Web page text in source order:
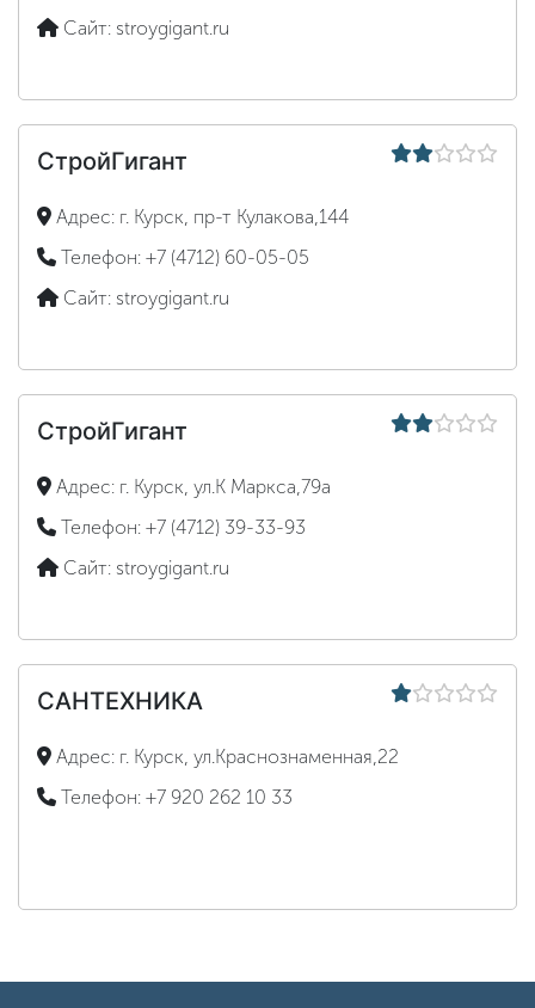
Сайт: stroygigant.ru
СтройГигант
Адрес: г. Курск, пр-т Кулакова,144
Телефон: +7 (4712) 60-05-05
Сайт: stroygigant.ru
СтройГигант
Адрес: г. Курск, ул.К Маркса,79а
Телефон: +7 (4712) 39-33-93
Сайт: stroygigant.ru
САНТЕХНИКА
Адрес: г. Курск, ул.Краснознаменная,22
Телефон: +7 920 262 10 33